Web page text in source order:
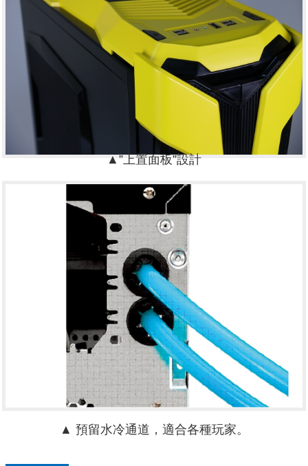
▲”上置面板”設計
▲ 預留水冷通道，適合各種玩家。